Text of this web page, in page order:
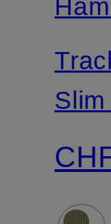
Slim
mit